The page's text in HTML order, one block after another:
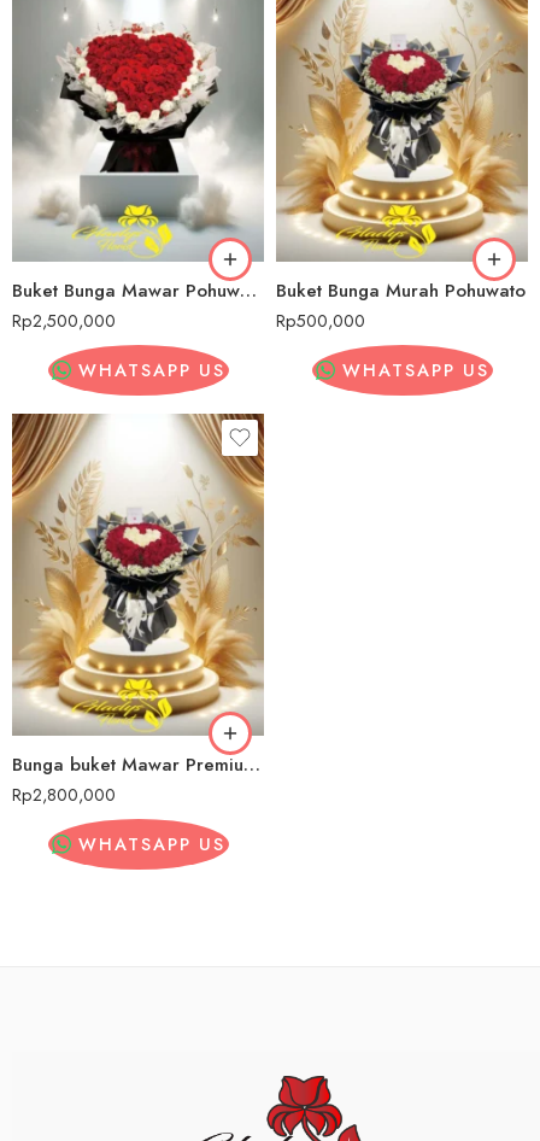
Buket Bunga Mawar Pohuwato
Rp2,500,000
WHATSAPP US
Buket Bunga Murah Pohuwato
Rp500,000
WHATSAPP US
Bunga buket Mawar Premium Pohuwato
Rp2,800,000
WHATSAPP US